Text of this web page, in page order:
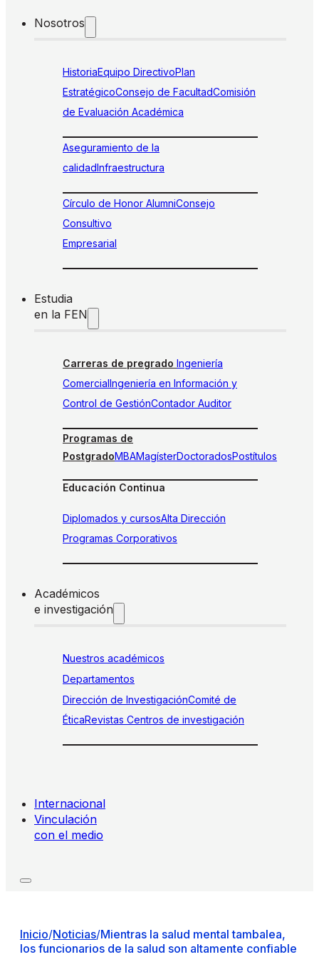
Nosotros
HistoriaEquipo DirectivoPlan
EstratégicoConsejo de FacultadComisión
de Evaluación Académica
Aseguramiento de la
calidadInfraestructura
Círculo de Honor AlumniConsejo
Consultivo
Empresarial
Estudia
en la FEN
Carreras de pregrado Ingeniería
ComercialIngeniería en Información y
Control de GestiónContador Auditor
Programas de
PostgradoMBAMagísterDoctoradosPostítulos
Educación Continua
Diplomados y cursosAlta Dirección
Programas Corporativos
Académicos
e investigación
Nuestros académicos
Departamentos
Dirección de InvestigaciónComité de
ÉticaRevistas Centros de investigación
Internacional
Vinculación
con el medio
Inicio/Noticias/Mientras la salud mental tambalea,
los funcionarios de la salud son altamente confiable